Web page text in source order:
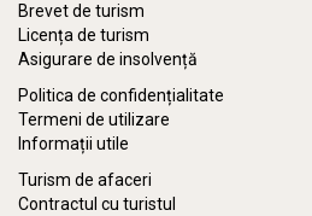
Brevet de turism
Licența de turism
Asigurare de insolvență
Politica de confidențialitate
Termeni de utilizare
Informații utile
Turism de afaceri
Contractul cu turistul